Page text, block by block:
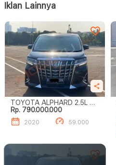
Iklan Lainnya
TOYOTA ALPHARD 2.5L G
A/T
Rp. 790.000.000
2020 59.000